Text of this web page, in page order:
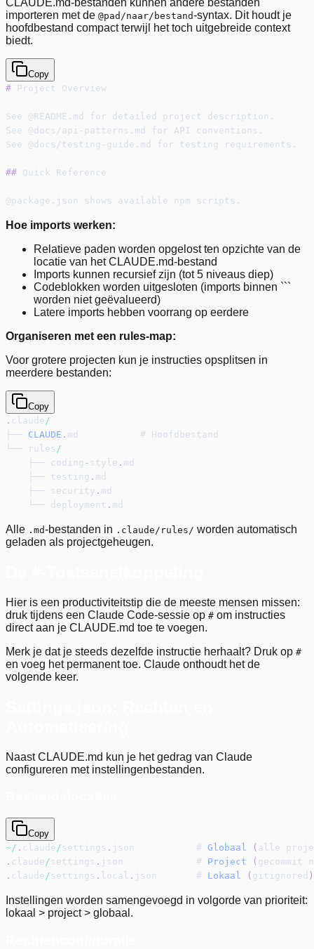
CLAUDE.md-bestanden kunnen andere bestanden
importeren met de @pad/naar/bestand-syntax. Dit houdt je
hoofdbestand compact terwijl het toch uitgebreide context
biedt.
Copy
# Project Overview
See @README.md for detailed project description.
See @docs/api-patterns.md for API conventions.
See @docs/testing-guide.md for testing requirements.
## Quick Reference
@package.json shows available npm scripts.
Hoe imports werken:
Relatieve paden worden opgelost ten opzichte van de
locatie van het CLAUDE.md-bestand
Imports kunnen recursief zijn (tot 5 niveaus diep)
Codeblokken worden uitgesloten (imports binnen ```
worden niet geëvalueerd)
Latere imports hebben voorrang op eerdere
Organiseren met een rules-map:
Voor grotere projecten kun je instructies opsplitsen in
meerdere bestanden:
Copy
. claude/
├── CLAUDE . md           # Hoofdbestand
└── rules /
    ├── coding
- style . md
    ├── testing
. md
    ├── security
. md
    └── deployment
. md
Alle .md-bestanden in .claude/rules/ worden automatisch
geladen als projectgeheugen.
Hier is een productiviteitstip die de meeste mensen missen:
druk tijdens een Claude Code-sessie op # om instructies
direct aan je CLAUDE.md toe te voegen.
Merk je dat je steeds dezelfde instructie herhaalt? Druk op #
en voeg het permanent toe. Claude onthoudt het de
volgende keer.
Naast CLAUDE.md kun je het gedrag van Claude
configureren met instellingenbestanden.
Copy
~/ . claude/ settings . json           # Globaal ( alle
. claude/ settings . json             # Project ( gecommit
. claude/ settings . local . json       # Lokaal ( gitignored )
Instellingen worden samengevoegd in volgorde van prioriteit:
lokaal > project > globaal.